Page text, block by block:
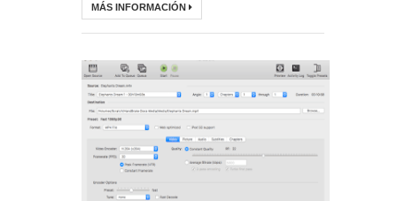
MÁS INFORMACIÓN